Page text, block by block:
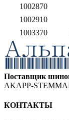
1002870
1002910
1003370
Поставщик
AKAPP-
КОНТАКТЫ